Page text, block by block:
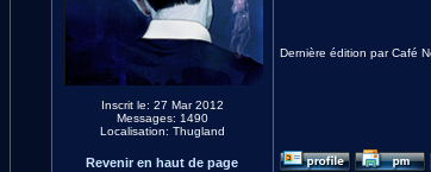
Inscrit le: 27 Mar 2012
Messages: 1490
Localisation: Thugland
Dernière édition par Café
Revenir en haut de page